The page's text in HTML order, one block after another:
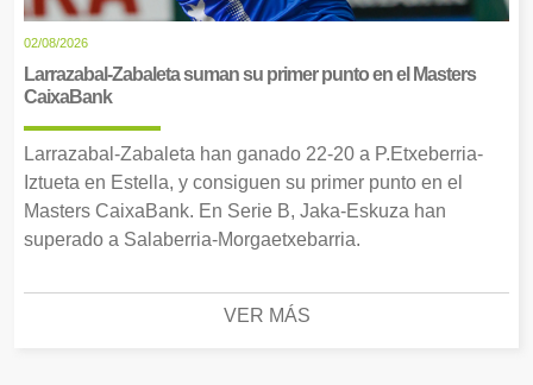
02/08/2026
Larrazabal-Zabaleta suman su primer punto en el Masters
CaixaBank
Larrazabal-Zabaleta han ganado 22-20 a P.Etxeberria-
Iztueta en Estella, y consiguen su primer punto en el
Masters CaixaBank. En Serie B, Jaka-Eskuza han
superado a Salaberria-Morgaetxebarria.
VER MÁS